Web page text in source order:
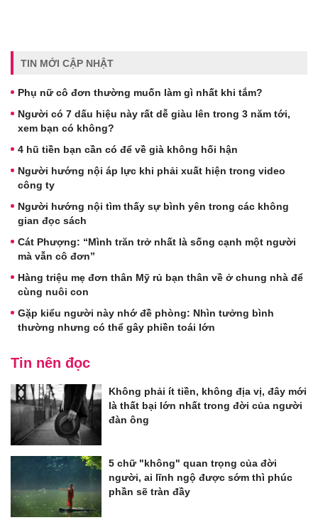
TIN MỚI CẬP NHẬT
Phụ nữ cô đơn thường muốn làm gì nhất khi tắm?
Người có 7 dấu hiệu này rất dễ giàu lên trong 3 năm tới,
xem bạn có không?
4 hũ tiền bạn cần có để về già không hối hận
Người hướng nội áp lực khi phải xuất hiện trong video
công ty
Người hướng nội tìm thấy sự bình yên trong các không
gian đọc sách
Cát Phượng: “Mình trăn trở nhất là sống cạnh một người
mà vẫn cô đơn”
Hàng triệu mẹ đơn thân Mỹ rủ bạn thân về ở chung nhà để
cùng nuôi con
Gặp kiểu người này nhớ đề phòng: Nhìn tưởng bình
thường nhưng có thể gây phiền toái lớn
Tin nên đọc
Không phải ít tiền, không địa vị, đây mới
là thất bại lớn nhất trong đời của người
đàn ông
5 chữ "không" quan trọng của đời
người, ai lĩnh ngộ được sớm thì phúc
phần sẽ tràn đầy